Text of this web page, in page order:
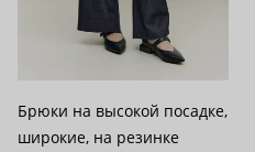
Брюки на высокой посадке,
широкие, на резинке